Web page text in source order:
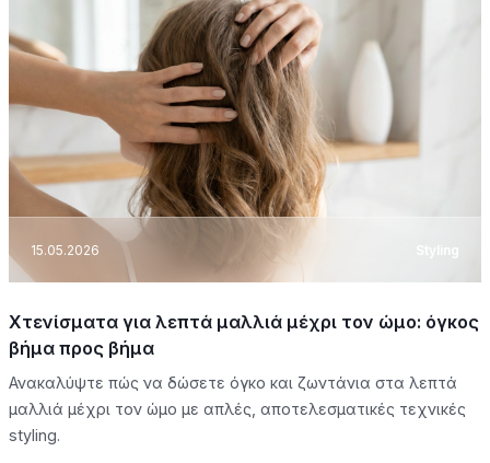
15.05.2026 Styling
Χτενίσματα για λεπτά μαλλιά μέχρι τον ώμο: όγκος
βήμα προς βήμα
Ανακαλύψτε πώς να δώσετε όγκο και ζωντάνια στα λεπτά
μαλλιά μέχρι τον ώμο με απλές, αποτελεσματικές τεχνικές
styling.